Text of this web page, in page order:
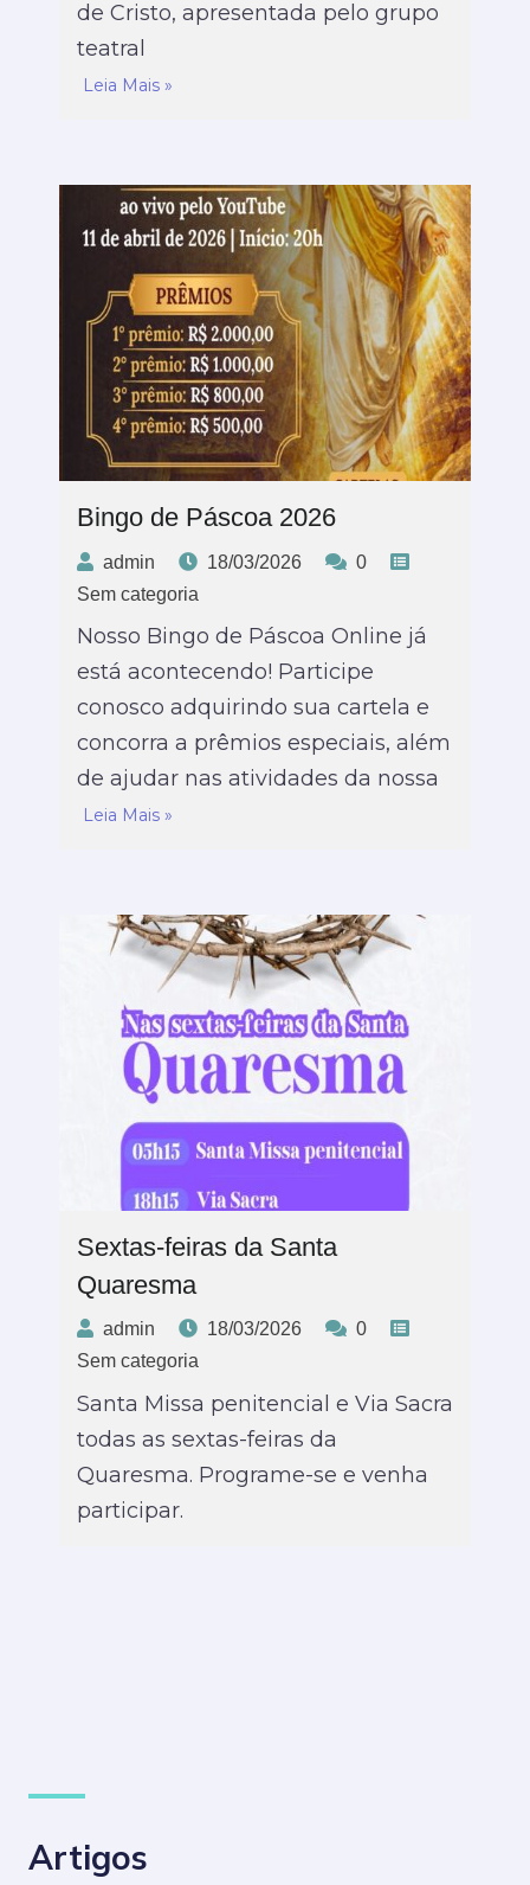
de Cristo, apresentada pelo grupo
teatral
Leia Mais »
Bingo de Páscoa 2026
admin 18/03/2026
0
Sem categoria
Nosso Bingo de Páscoa Online já
está acontecendo! Participe
conosco adquirindo sua cartela e
concorra a prêmios especiais, além
de ajudar nas atividades da nossa
Leia Mais »
Sextas-feiras da Santa
Quaresma
admin 18/03/2026
0
Sem categoria
Santa Missa penitencial e Via Sacra
todas as sextas-feiras da
Quaresma. Programe-se e venha
participar.
Artigos